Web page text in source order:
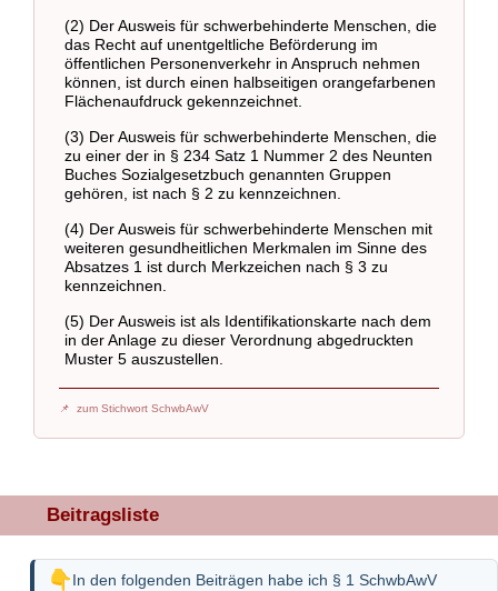
(2) Der Ausweis für schwerbehinderte Menschen, die
das Recht auf unentgeltliche Beförderung im
öffentlichen Personenverkehr in Anspruch nehmen
können, ist durch einen halbseitigen orangefarbenen
Flächenaufdruck gekennzeichnet.
(3) Der Ausweis für schwerbehinderte Menschen, die
zu einer der in § 234 Satz 1 Nummer 2 des Neunten
Buches Sozialgesetzbuch genannten Gruppen
gehören, ist nach § 2 zu kennzeichnen.
(4) Der Ausweis für schwerbehinderte Menschen mit
weiteren gesundheitlichen Merkmalen im Sinne des
Absatzes 1 ist durch Merkzeichen nach § 3 zu
kennzeichnen.
(5) Der Ausweis ist als Identifikationskarte nach dem
in der Anlage zu dieser Verordnung abgedruckten
Muster 5 auszustellen.
zum Stichwort SchwbAwV
Beitragsliste
In den folgenden Beiträgen habe ich § 1 SchwbAwV